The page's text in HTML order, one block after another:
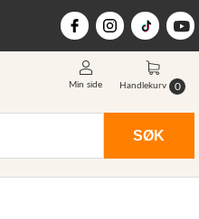
SØK
Min side Handlekurv 0